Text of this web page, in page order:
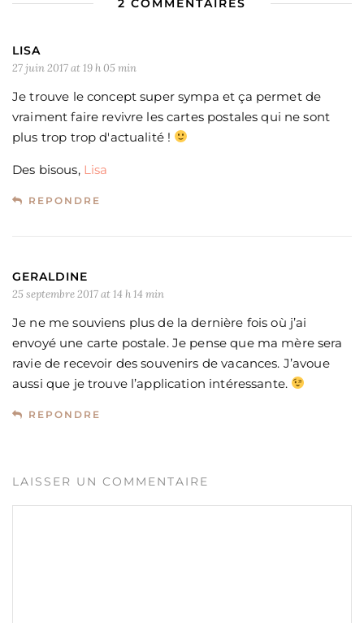
2 COMMENTAIRES
LISA
27 juin 2017 at 19 h 05 min
Je trouve le concept super sympa et ça permet de
vraiment faire revivre les cartes postales qui ne sont
plus trop trop d'actualité !
Des bisous, Lisa
REPONDRE
GERALDINE
25 septembre 2017 at 14 h 14 min
Je ne me souviens plus de la dernière fois où j’ai
envoyé une carte postale. Je pense que ma mère sera
ravie de recevoir des souvenirs de vacances. J’avoue
aussi que je trouve l’application intéressante.
REPONDRE
LAISSER UN COMMENTAIRE